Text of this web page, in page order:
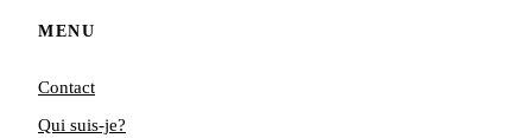
MENU
Contact
Qui suis-je?